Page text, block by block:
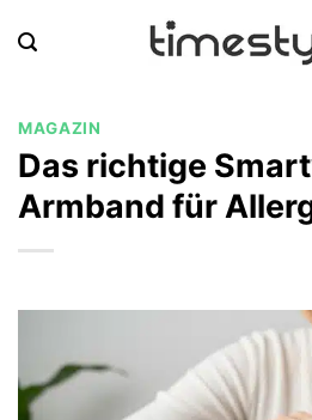
Inhalt
MAGAZIN
Das richtige
Armband für